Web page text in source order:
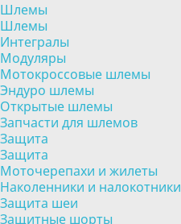
Шлемы
Шлемы
Интегралы
Модуляры
Мотокроссовые шлемы
Эндуро шлемы
Открытые шлемы
Запчасти для шлемов
Защита
Защита
Моточерепахи и жилеты
Наколенники и налокотники
Защита шеи
Защитные шорты